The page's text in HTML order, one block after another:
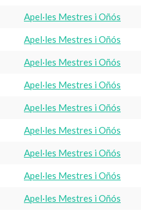
Apel·les Mestres i Oñós
Apel·les Mestres i Oñós
Apel·les Mestres i Oñós
Apel·les Mestres i Oñós
Apel·les Mestres i Oñós
Apel·les Mestres i Oñós
Apel·les Mestres i Oñós
Apel·les Mestres i Oñós
Apel·les Mestres i Oñós